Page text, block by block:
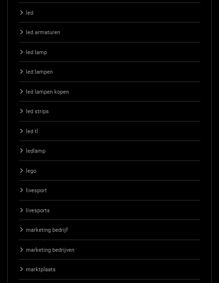
led
led armaturen
led lamp
led lampen
led lampen kopen
led strips
led tl
ledlamp
lego
livesport
livesports
marketing bedrijf
marketing bedrijven
marktplaats